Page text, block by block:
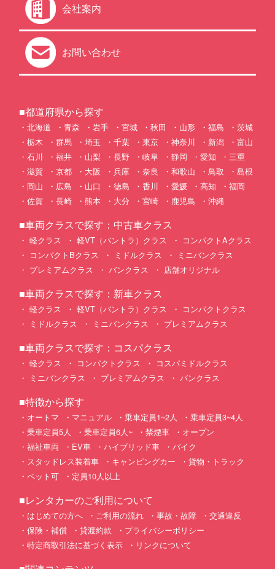
会社案内
お問い合わせ
■都道府県から探す
北海道 青森 岩手 宮城 秋田 山形 福島
茨城
栃木
群馬 埼玉 千葉 東京 神奈川 新潟
富山
石川
福井 山梨 長野 岐阜 静岡 愛知
三重
滋賀
京都 大阪 兵庫 奈良 和歌山 鳥取
島根
岡山
広島 山口 徳島 香川 愛媛 高知
福岡
佐賀
長崎 熊本 大分 宮崎 鹿児島 沖縄
■車両クラスで探す：中古車クラス
軽クラス 軽VT（バントラ）クラス
コンパクトAクラス
コンパクトBクラス
ミドルクラス
ミニバンクラス
プレミアムクラス
バンクラス 店舗オリジナル
■車両クラスで探す：新車クラス
軽クラス 軽VT（バントラ）クラス
コンパクトクラス
ミドルクラス
ミニバンクラス プレミアムクラス
■車両クラスで探す：コスパクラス
軽クラス コンパクトクラス
コスパミドルクラス
ミニバンクラス
プレミアムクラス バンクラス
■特徴から探す
オートマ マニュアル 乗車定員1~2人
乗車定員3~4人
乗車定員5人
乗車定員6人~ 禁煙車
オープン
福祉車両
EV車 ハイブリッド車
バイク
スタッドレス装着車
キャンピングカー
貨物・トラック
ペット可
定員10人以上
■レンタカーのご利用について
はじめての方へ ご利用の流れ 事故・故障
交通違反
保険・補償
貸渡約款
プライバシーポリシー
特定商取引法に基づく表示
リンクについて